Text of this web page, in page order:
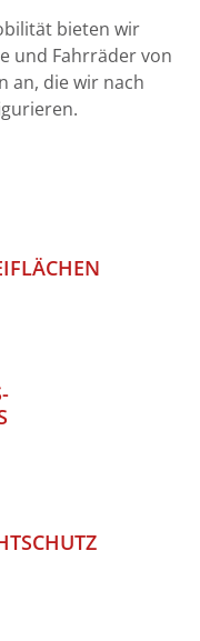
bieten wir
und Fahrräder von
an, die wir nach